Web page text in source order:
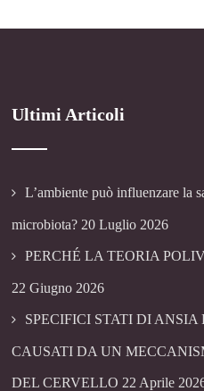
Ultimi Articoli
L’ambiente può influenzare la
microbiota? 20 Luglio 2026
PERCHÉ LA TEORIA
22 Giugno 2026
SPECIFICI STATI DI ANSIA
CAUSATI DA UN
DEL CERVELLO 22 Aprile